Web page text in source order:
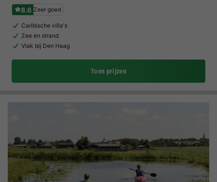
8.6 Zeer goed
Caribische villa's
Zee en strand
Vlak bij Den Haag
Toon prijzen